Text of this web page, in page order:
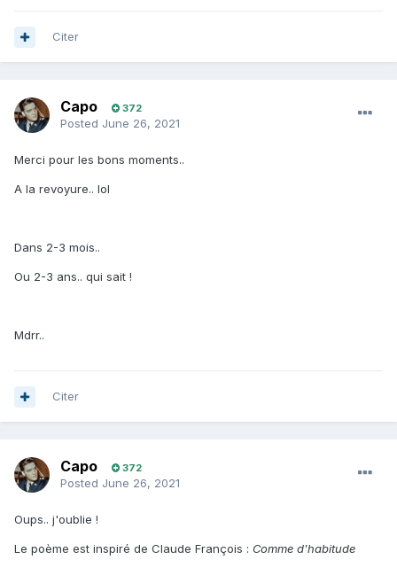
Citer
Capo 372
Posted June 26, 2021
Merci pour les bons moments..
A la revoyure.. lol
Dans 2-3 mois..
Ou 2-3 ans.. qui sait !
Mdrr..
Citer
Capo 372
Posted June 26, 2021
Oups.. j'oublie !
Le poème est inspiré de Claude François : Comme d'habitude